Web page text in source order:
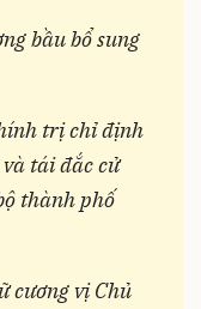
bầu bổ sung
trị chỉ định
tái đắc cử
thành phố
cương vị Chủ